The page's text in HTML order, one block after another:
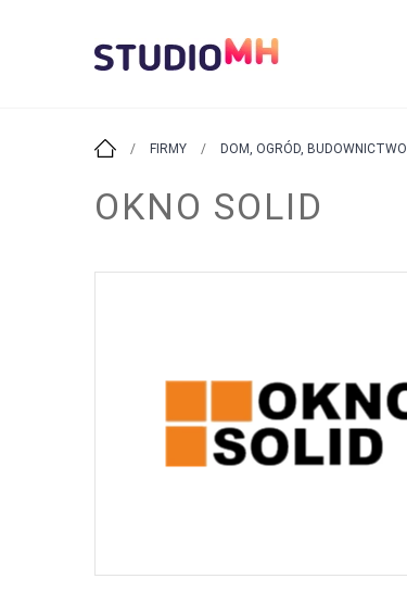
/ FIRMY / DOM, OGRÓD, BUDOWNICTWO
OKNO SOLID